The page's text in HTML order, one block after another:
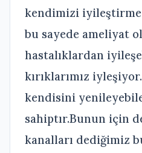
kendimizi
bu sayede ameliyat
hastalıklardan
kırıklarımız
kendisini
sahiptır.Bunun için
kanalları dediğimiz